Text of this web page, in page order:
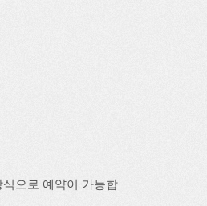
으로 예약이 가능합